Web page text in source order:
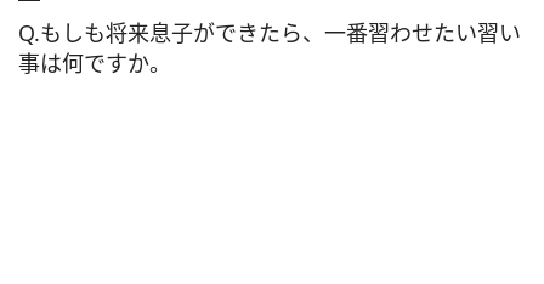
Q.もしも将来息子ができたら、一番習わせたい習い
事は何ですか。